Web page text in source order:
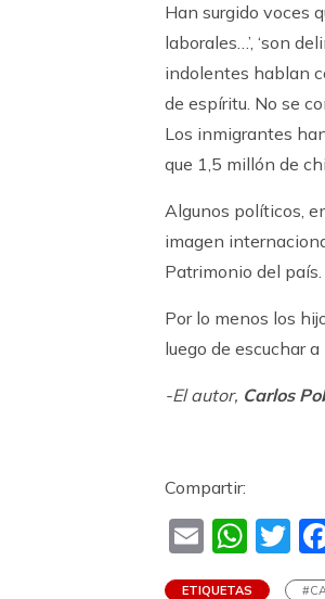
Han surgido voces
laborales…’, ‘son
indolentes hablan
de espíritu. No se
Los inmigrantes
que 1,5 millón de
Algunos políticos,
imagen
Patrimonio del país.
Por lo menos los
luego de escuchar
-El autor, Carlos
Compartir:
Email
ETIQUETAS